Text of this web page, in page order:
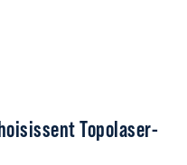
Topolaser-